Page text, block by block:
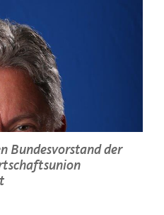
Bundesvorstand der